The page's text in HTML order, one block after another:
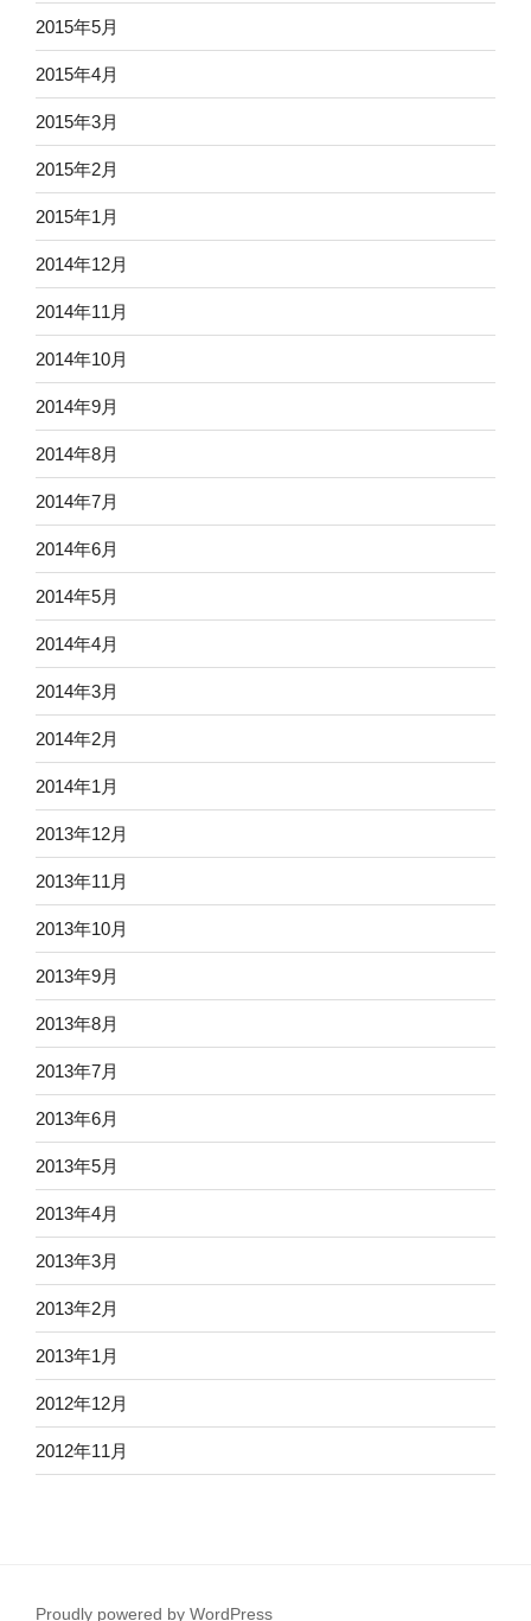
2015年5月
2015年4月
2015年3月
2015年2月
2015年1月
2014年12月
2014年11月
2014年10月
2014年9月
2014年8月
2014年7月
2014年6月
2014年5月
2014年4月
2014年3月
2014年2月
2014年1月
2013年12月
2013年11月
2013年10月
2013年9月
2013年8月
2013年7月
2013年6月
2013年5月
2013年4月
2013年3月
2013年2月
2013年1月
2012年12月
2012年11月
Proudly powered by WordPress